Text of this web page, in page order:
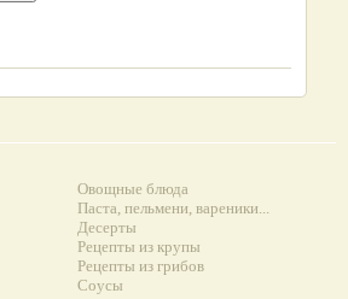
Овощные блюда
Паста, пельмени, вареники...
Десерты
Рецепты из крупы
Рецепты из грибов
Соусы